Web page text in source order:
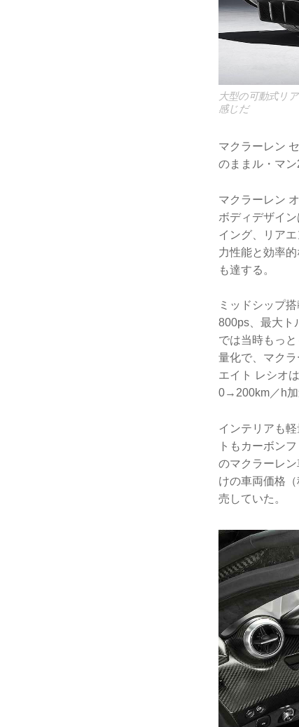
大型の可動式リ
感じだ
マクラーレン セ
のままル・マ
マクラーレン
ボディデザイ
イング、リア
力性能と効率
も達する。
ミッドシップ
800ps、最大ト
では当時もっ
量化で、マク
エイト レシオ
0→200km／h加
インテリアも
トもカーボン
のマクラーレ
けの車両価格
売していた。